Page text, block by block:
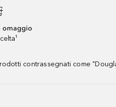
omaggio
contrassegnati come